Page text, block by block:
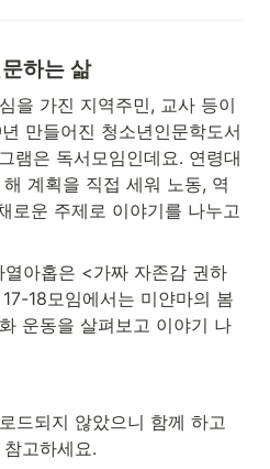
하는 삶
을 가진 지역주민, 교사 등이
만들어진 청소년인문학도서
램은 독서모임인데요. 연령대
계획을 직접 세워 노동, 역
로운 주제로 이야기를 나누고
아홉은 <가짜 자존감 권하
18모임에서는 미얀마의 봄
운동을 살펴보고 이야기 나
드되지 않았으니 함께 하고
고하세요.